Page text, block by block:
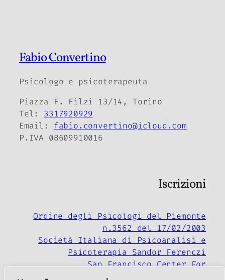
Fabio Convertino
Psicologo e psicoterapeuta
Piazza F. Filzi 13/14, Torino
Tel: 3317920929
Email: fabio.convertino@icloud.com
P.IVA 08609910016
Iscrizioni
Ordine degli Psicologi del Piemonte
n.3562 del 17/02/2003
Società Italiana di Psicoanalisi e
Psicoterapia Sandor Ferenczi
San Francisco Center For